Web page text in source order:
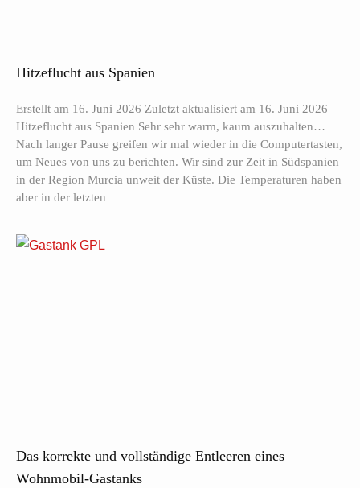
Hitzeflucht aus Spanien
Erstellt am 16. Juni 2026 Zuletzt aktualisiert am 16. Juni 2026
Hitzeflucht aus Spanien Sehr sehr warm, kaum auszuhalten…
Nach langer Pause greifen wir mal wieder in die Computertasten,
um Neues von uns zu berichten. Wir sind zur Zeit in Südspanien
in der Region Murcia unweit der Küste. Die Temperaturen haben
aber in der letzten
Das korrekte und vollständige Entleeren eines
Wohnmobil-Gastanks